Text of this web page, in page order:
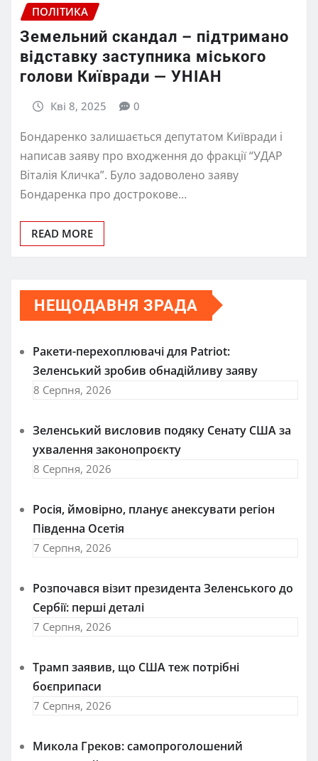
ПОЛІТИКА
Земельний скандал – підтримано
відставку заступника міського
голови Київради — УНІАН
Кві 8, 2025 0
Бондаренко залишається депутатом Київради і
написав заяву про входження до фракції “УДАР
Віталія Кличка”. Було задоволено заяву
Бондаренка про дострокове…
READ MORE
НЕЩОДАВНЯ ЗРАДА
Ракети-перехоплювачі для Patriot:
Зеленський зробив обнадійливу заяву
8 Серпня, 2026
Зеленський висловив подяку Сенату США за
ухвалення законопроєкту
8 Серпня, 2026
Росія, ймовірно, планує анексувати регіон
Південна Осетія
7 Серпня, 2026
Розпочався візит президента Зеленського до
Сербії: перші деталі
7 Серпня, 2026
Трамп заявив, що США теж потрібні
боєприпаси
7 Серпня, 2026
Микола Греков: самопроголошений